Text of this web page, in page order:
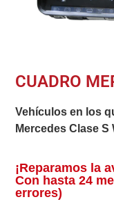
CUADRO
Vehículos en los
Mercedes Clase S
¡Reparamos la
Con hasta 24
errores)